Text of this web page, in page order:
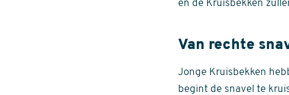
en de Kruisbekken
Van rechte
Jonge Kruisbekken
begint de snavel te